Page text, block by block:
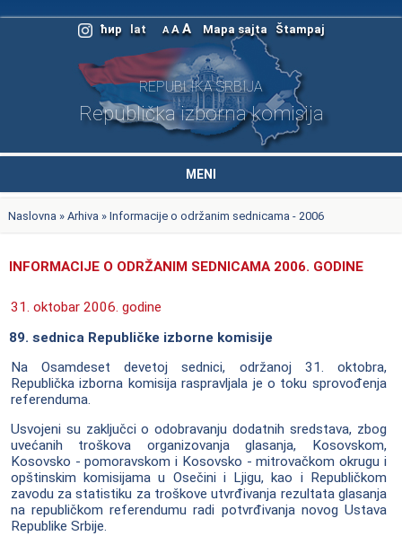
ћир lat A A A Mapa sajta Štampaj
REPUBLIKA SRBIJA
Republička izborna komisija
MENI
Naslovna » Arhiva » Informacije o održanim sednicama - 2006
INFORMACIJE O ODRŽANIM SEDNICAMA 2006. GODINE
31. oktobar 2006. godine
89. sednica Republičke izborne komisije
Na Osamdeset devetoj sednici, održanoj 31. oktobra,
Republička izborna komisija raspravljala je o toku sprovođenja
referenduma.
Usvojeni su zaključci o odobravanju dodatnih sredstava, zbog
uvećanih troškova organizovanja glasanja, Kosovskom,
Kosovsko - pomoravskom i Kosovsko - mitrovačkom okrugu i
opštinskim komisijama u Osečini i Ljigu, kao i Republičkom
zavodu za statistiku za troškove utvrđivanja rezultata glasanja
na republičkom referendumu radi potvrđivanja novog Ustava
Republike Srbije.